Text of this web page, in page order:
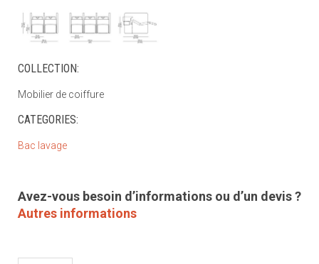
COLLECTION:
Mobilier de coiffure
CATEGORIES:
Bac lavage
Avez-vous besoin d’informations ou d’un devis ?
Autres informations